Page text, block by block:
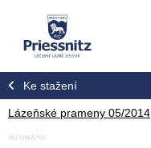
Ke stažení
Lázeňské prameny 05/2014